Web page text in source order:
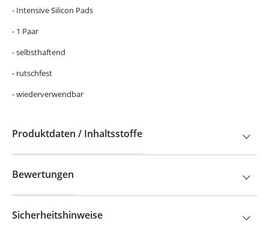
- Intensive Silicon Pads
- 1 Paar
- selbsthaftend
- rutschfest
- wiederverwendbar
Produktdaten / Inhaltsstoffe
Bewertungen
Sicherheitshinweise